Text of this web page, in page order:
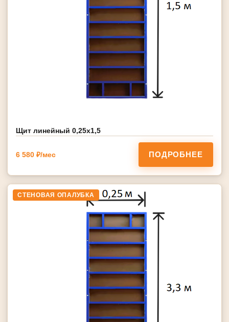
Щит линейный 0,25х1,5
6 580 ₽/мес ПОДРОБНЕЕ
СТЕНОВАЯ ОПАЛУБКА